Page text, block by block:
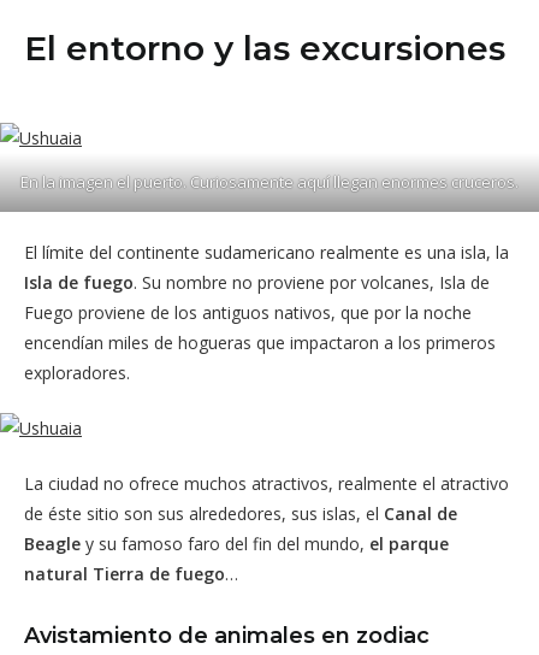
El entorno y las excursiones
En la imagen el puerto. Curiosamente aquí llegan enormes cruceros.
El límite del continente sudamericano realmente es una isla, la
Isla de fuego. Su nombre no proviene por volcanes, Isla de
Fuego proviene de los antiguos nativos, que por la noche
encendían miles de hogueras que impactaron a los primeros
exploradores.
La ciudad no ofrece muchos atractivos, realmente el atractivo
de éste sitio son sus alrededores, sus islas, el Canal de
Beagle y su famoso faro del fin del mundo, el parque
natural Tierra de fuego…
Avistamiento de animales en zodiac